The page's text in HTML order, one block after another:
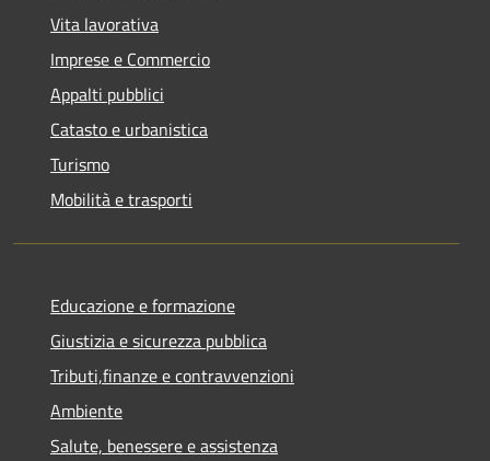
Vita lavorativa
Imprese e Commercio
Appalti pubblici
Catasto e urbanistica
Turismo
Mobilità e trasporti
Educazione e formazione
Giustizia e sicurezza pubblica
Tributi,finanze e contravvenzioni
Ambiente
Salute, benessere e assistenza